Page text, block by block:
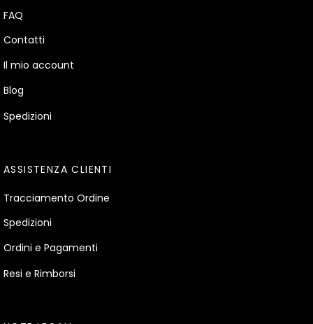
FAQ
Contatti
Il mio account
Blog
Spedizioni
ASSISTENZA CLIENTI
Tracciamento Ordine
Spedizioni
Ordini e Pagamenti
Resi e Rimborsi